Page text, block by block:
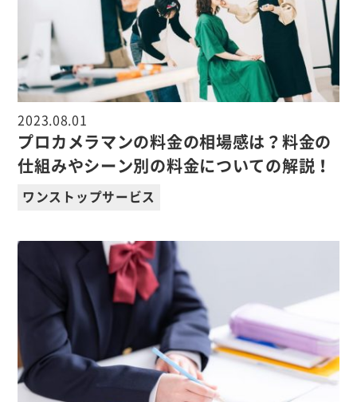
2023.08.01
プロカメラマンの料金の相場感は？料金の
仕組みやシーン別の料金についての解説！
ワンストップサービス